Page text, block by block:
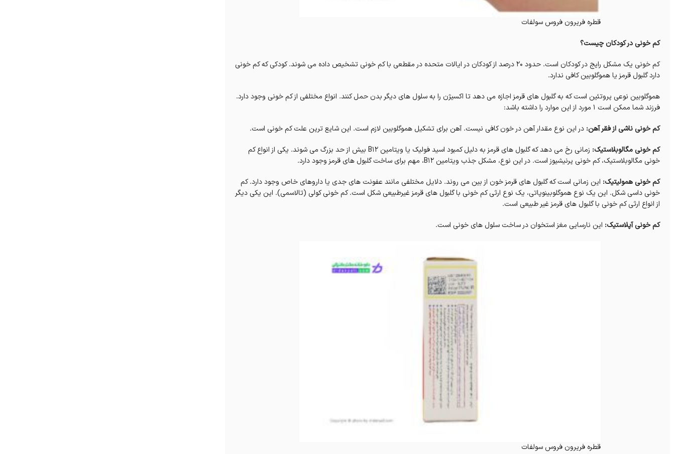
قطره فریرون فروس سولفات
کم خونی در کودکان چیست؟
کم خونی یک مشکل رایج در کودکان است. حدود 20 درصد از کودکان در ایالات متحده در مقطعی با کم خونی تشخیص داده می شوند.
کودکی که کم خونی
دارد گلبول قرمز یا هموگلوبین کافی ندارد.
هموگلوبین نوعی پروتئین است که به گلبول های قرمز اجازه می دهد تا اکسیژن را به سلول های دیگر بدن حمل کنند. انواع مختلفی از کم خونی وجود دارد.
فرزند شما ممکن است 1 مورد از این موارد را داشته باشد:
کم خونی ناشی از فقر آهن: در این نوع مقدار آهن در خون کافی نیست. آهن برای تشکیل هموگلوبین لازم است. این شایع ترین علت کم خونی است.
کم خونی مگالوبلاستیک: زمانی رخ می دهد که گلبول های قرمز به دلیل کمبود اسید فولیک یا ویتامین B12 بیش از حد بزرگ می شوند.
یکی از انواع کم
خونی مگالوبلاستیک، کم خونی پرنیشیوز است. در این نوع، مشکل جذب ویتامین B12، مهم برای ساخت گلبول های قرمز وجود دارد.
کم خونی همولیتیک: این زمانی است که گلبول های قرمز خون از بین می روند. دلایل مختلفی مانند عفونت های جدی یا داروهای خاص وجود دارد.کم
خونی داسی شکل. این یک نوع هموگلوبینوپاتی، یک نوع ارثی کم خونی با گلبول های قرمز غیرطبیعی شکل است.کم خونی کولی (تالاسمی). این یکی دیگر
از انواع ارثی کم خونی با گلبول های قرمز غیر طبیعی است.
کم خونی آپلاستیک: این نارسایی مغز استخوان در ساخت سلول های خونی است.
قطره فریرون فروس سولفات